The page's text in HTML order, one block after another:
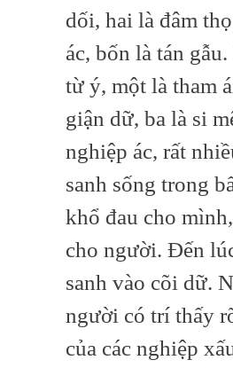
dối, hai là đâm
ác, bốn là tán
từ ý, một là tham
giận dữ, ba là si
nghiệp ác, rất
sanh sống trong
khổ đau cho
cho người. Đến
sanh vào cõi dữ.
người có trí thấy
của các nghiệp